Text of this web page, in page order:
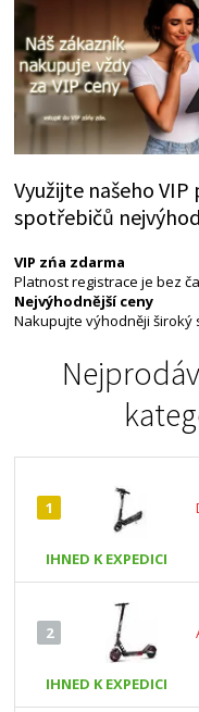
Využijte našeho
spotřebičů
VIP zńa zdarma
Platnost registrace je bez
Nejvýhodnější ceny
Nakupujte výhodněji
1
IHNED K EXPEDICI
2
IHNED K EXPEDICI